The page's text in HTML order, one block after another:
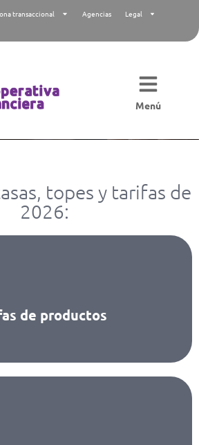
transaccional Agencias Legal
Menú
topes y tarifas de
2026:
de productos